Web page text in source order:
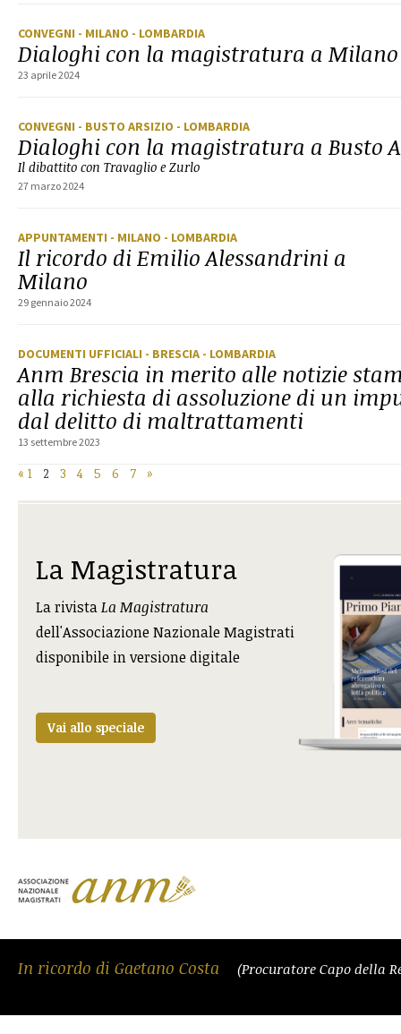
CONVEGNI - MILANO - LOMBARDIA
Dialoghi con la magistratura a Milano
23 aprile 2024
CONVEGNI - BUSTO ARSIZIO - LOMBARDIA
Dialoghi con la magistratura a Busto
Il dibattito con Travaglio e Zurlo
27 marzo 2024
APPUNTAMENTI - MILANO - LOMBARDIA
Il ricordo di Emilio Alessandrini a
Milano
29 gennaio 2024
DOCUMENTI UFFICIALI - BRESCIA - LOMBARDIA
Anm Brescia in merito alle notizie
alla richiesta di assoluzione di un
dal delitto di maltrattamenti
13 settembre 2023
« 1 2 3 4 5 6 7 »
La Magistratura
La rivistaLa Magistratura
dell'Associazione Nazionale Magistrati
disponibile in versione digitale
Vai allo speciale
In ricordo di Gaetano Costa (Procuratore Capo della